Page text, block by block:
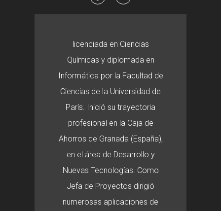
licenciada en Ciencias
Químicas y diplomada en
Informática por la Facultad de
Ciencias de la Universidad de
París. Inició su trayectoria
profesional en la Caja de
Ahorros de Granada (España),
en el área de Desarrollo y
Nuevas Tecnologías. Como
Jefa de Proyectos dirigió
numerosas aplicaciones de